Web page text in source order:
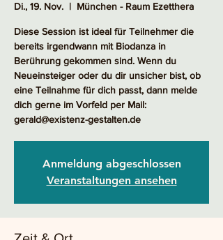
Di., 19. Nov.
  |
München - Raum Ezetthera
Diese Session ist ideal für Teilnehmer die
bereits irgendwann mit Biodanza in
Berührung gekommen sind. Wenn du
Neueinsteiger oder du dir unsicher bist, ob
eine Teilnahme für dich passt, dann melde
dich gerne im Vorfeld per Mail:
gerald@existenz-gestalten.de
Anmeldung abgeschlossen
Veranstaltungen ansehen